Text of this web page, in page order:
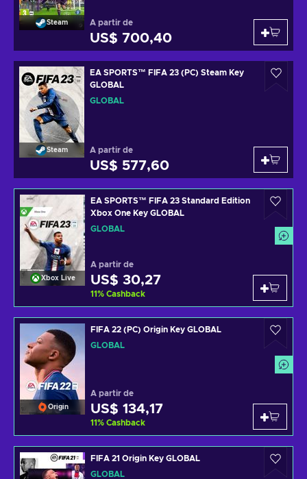
Steam A partir de
US$ 700,40
Steam
EA SPORTS™ FIFA 23 (PC) Steam Key
GLOBAL
GLOBAL
A partir de
US$ 577,60
Xbox Live
EA SPORTS™ FIFA 23 Standard Edition
Xbox One Key GLOBAL
GLOBAL
A partir de
US$ 30,27
11% Cashback
Origin
FIFA 22 (PC) Origin Key GLOBAL
GLOBAL
A partir de
US$ 134,17
11% Cashback
FIFA 21 Origin Key GLOBAL
GLOBAL